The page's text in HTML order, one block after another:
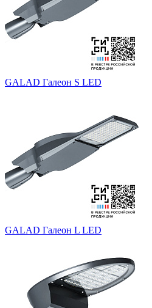
GALAD Галеон S LED
GALAD Галеон L LED